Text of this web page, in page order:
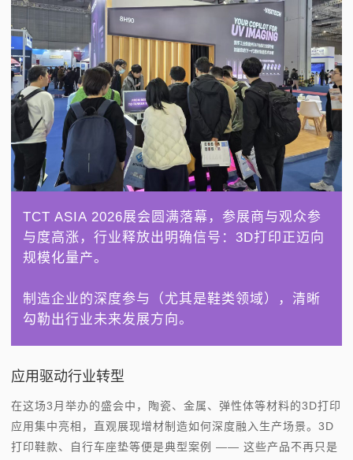
直
产
展
TCT ASIA 2026展会圆满落幕，参展商与观众参
与度高涨，行业释放出明确信号：3D打印正迈向
规模化量产。
制造企业的深度参与（尤其是鞋类领域），清晰
勾勒出行业未来发展方向。
应用驱动行业转型
在这场3月举办的盛会中，陶瓷、金属、弹性体等材料的3D打印
应用集中亮相，直观展现增材制造如何深度融入生产场景。3D
打印鞋款、自行车座垫等便是典型案例 —— 这些产品不再只是